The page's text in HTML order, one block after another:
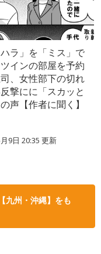
ハラ」を「ミス」で
インの部屋を予約
、女性部下の切れ
撃にに「スカッと
声【作者に聞く】
9日 20:35 更新
九州・沖縄】をも